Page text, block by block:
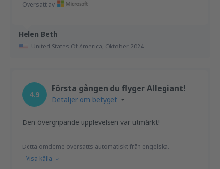
Helen Beth
United States Of America, Oktober 2024
Översatt av
4.9
Första gången du flyger Allegiant!
Detaljer om betyget
Den övergripande upplevelsen var utmärkt!
Detta omdöme översätts automatiskt från engelska.
Visa källa